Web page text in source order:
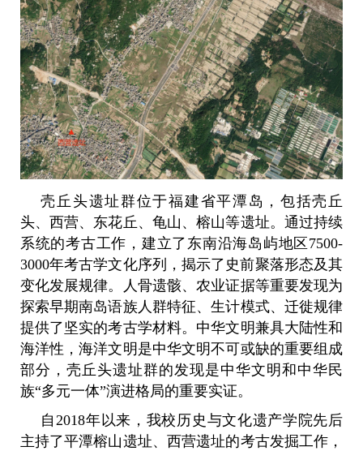
壳丘头遗址群位于福建省平潭岛，包括壳丘
头、西营、东花丘、龟山、榕山等遗址。通过持续
系统的考古工作，建立了东南沿海岛屿地区7500-
3000年考古学文化序列，揭示了史前聚落形态及其
变化发展规律。人骨遗骸、农业证据等重要发现为
探索早期南岛语族人群特征、生计模式、迁徙规律
提供了坚实的考古学材料。中华文明兼具大陆性和
海洋性，海洋文明是中华文明不可或缺的重要组成
部分，壳丘头遗址群的发现是中华文明和中华民
族“多元一体”演进格局的重要实证。
自2018年以来，我校历史与文化遗产学院先后
主持了平潭榕山遗址、西营遗址的考古发掘工作，